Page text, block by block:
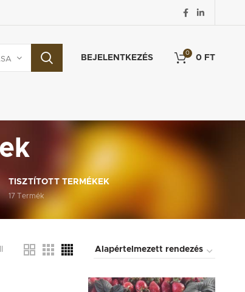
BEJELENTKEZÉS
0
0 FT
TISZTÍTOTT TERMÉKEK
17 Termék